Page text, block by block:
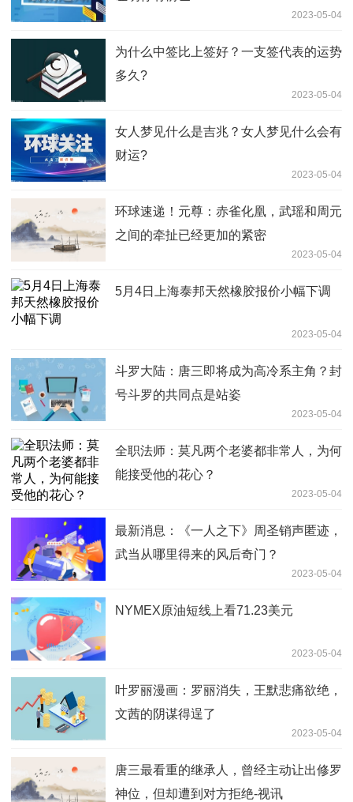
2023-05-04
为什么中签比上签好？一支签代表的运势
多久?
2023-05-04
女人梦见什么是吉兆？女人梦见什么会有
财运?
2023-05-04
环球速递！元尊：赤雀化凰，武瑶和周元
之间的牵扯已经更加的紧密
2023-05-04
5月4日上海泰邦天然橡胶报价小幅下调
2023-05-04
斗罗大陆：唐三即将成为高冷系主角？封
号斗罗的共同点是站姿
2023-05-04
全职法师：莫凡两个老婆都非常人，为何
能接受他的花心？
2023-05-04
最新消息：《一人之下》周圣销声匿迹，
武当从哪里得来的风后奇门？
2023-05-04
NYMEX原油短线上看71.23美元
2023-05-04
叶罗丽漫画：罗丽消失，王默悲痛欲绝，
文茜的阴谋得逞了
2023-05-04
唐三最看重的继承人，曾经主动让出修罗
神位，但却遭到对方拒绝-视讯